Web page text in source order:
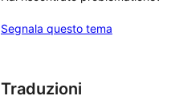
Segnala questo tema
Traduzioni